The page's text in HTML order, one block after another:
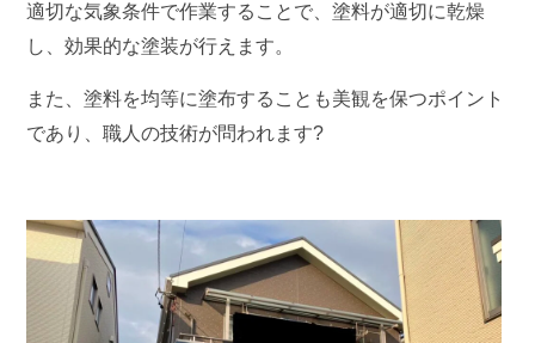
適切な気象条件で作業することで、塗料が適切に乾燥
し、効果的な塗装が行えます。
また、塗料を均等に塗布することも美観を保つポイント
であり、職人の技術が問われます?